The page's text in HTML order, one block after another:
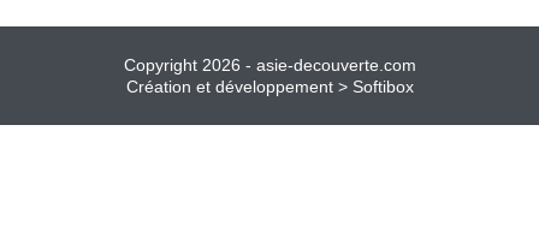
Copyright 2026 - asie-decouverte.com
Création et développement > Softibox